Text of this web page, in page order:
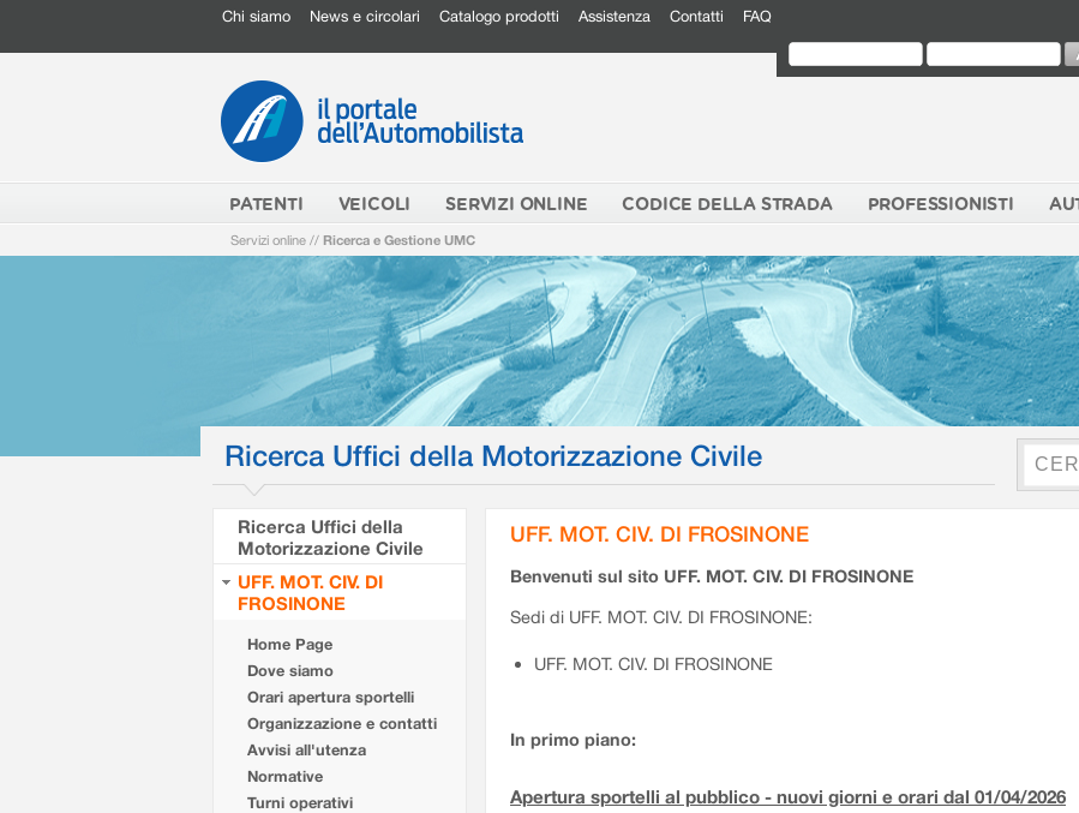
Chi siamo News e circolari Catalogo prodotti Assistenza Contatti FAQ
PATENTI VEICOLI SERVIZI ONLINE CODICE DELLA STRADA PROFESSIONISTI
Servizi online // Ricerca e Gestione UMC
Ricerca Uffici della Motorizzazione Civile
Ricerca Uffici della
Motorizzazione Civile
UFF. MOT. CIV. DI
FROSINONE
Home Page
Dove siamo
Orari apertura sportelli
Organizzazione e contatti
Avvisi all'utenza
Normative
Turni operativi
UFF. MOT. CIV. DI FROSINONE
Benvenuti sul sito UFF. MOT. CIV. DI FROSINONE
Sedi di UFF. MOT. CIV. DI FROSINONE:
UFF. MOT. CIV. DI FROSINONE
In primo piano:
Apertura sportelli al pubblico - nuovi giorni e orari dal 01/04/2026